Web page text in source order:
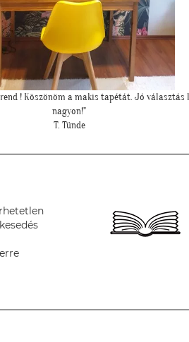
köszönjük a lehetőséget, és azt is, hogy velünk
örültök!""
Z. Kriszta